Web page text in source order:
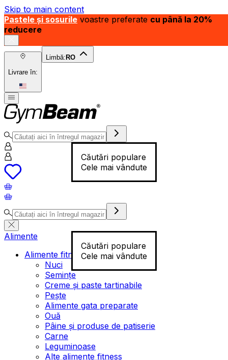
Skip to main content
Pastele și sosurile voastre preferate cu până la 20%
reducere
Livrare în:
Limbă: RO
Căutări populare
Cele mai vândute
Căutări populare
Cele mai vândute
Alimente
Alimente fitness
Nuci
Semințe
Creme și paste tartinabile
Pește
Alimente gata preparate
Ouă
Pâine și produse de patiserie
Carne
Leguminoase
Alte alimente fitness